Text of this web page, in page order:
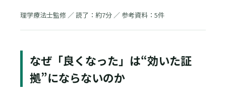
理学療法士監修 ／ 読了：約7分 ／ 参考資料：5件
なぜ「良くなった」は“効いた証
拠”にならないのか